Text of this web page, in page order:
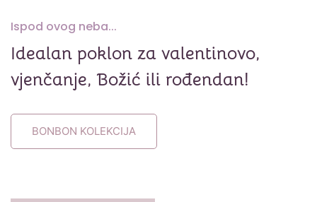
Ispod ovog neba...
Idealan poklon za valentinovo,
vjenčanje, Božić ili rođendan!
BONBON KOLEKCIJA